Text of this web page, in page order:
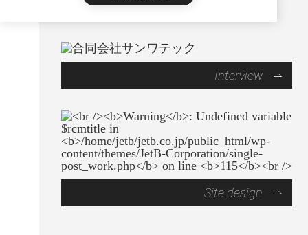
Interview
Site design